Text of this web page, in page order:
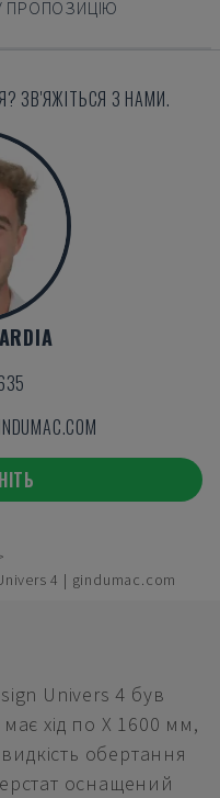
ПРОПОЗИЦІЮ
ЗВ'ЯЖІТЬСЯ З НАМИ.
4 | gindumac.com
Univers 4 був
хід по X 1600 мм,
обертання
оснащений